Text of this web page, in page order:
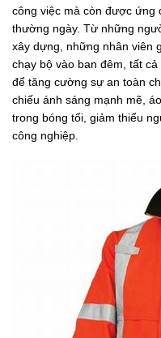
công việc mà còn được ứng
thường ngày. Từ những
xây dựng, những nhân viên
chạy bộ vào ban đêm, tất
để tăng cường sự an toàn
chiếu ánh sáng mạnh mẽ,
trong bóng tối, giảm thiểu
công nghiệp.